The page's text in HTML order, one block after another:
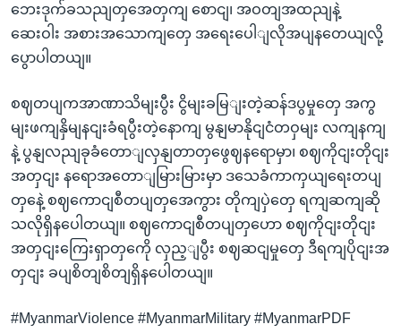
ဘေးဒုက်ခသညျတှအေတှကျ စောငျ၊ အဝတျအထညျနဲ့
ဆေးဝါး အစားအသောကျတှေ အရေးပေါျလိုအပျနတေယျလို့
ပွောပါတယျ။
စဈတပျကအာဏာသိမျးပွီး ငွိမျးခမြျးတဲ့ဆန်ဒပွမှုတှေ အကွ
မျးဖကျနှိမျနငျးခံရပွီးတဲ့နောကျ မွနျမာနိုငျငံတဝှမျး လကျနကျ
နဲ့ ပွနျလညျခုခံတောျလှနျတာတှဖွေဈနရောမှာ၊ စဈကိုငျးတိုငျး
အတှငျး နရောအတောျမြားမြားမှာ ဒသေခံကာကှယျရေးတပျ
တှနေဲ့ စဈကောငျစီတပျတှအေကွား တိုကျပှဲတှေ ရကျဆကျဆို
သလိုရှိနပေါတယျ။ စဈကောငျစီတပျတှဟော စဈကိုငျးတိုငျး
အတှငျးကြေးရှာတှကေို လှည့ျပွီး စဈဆငျမှုတှေ ဒီရကျပိုငျးအ
တှငျး ခပျစိတျစိတျရှိနပေါတယျ။
#MyanmarViolence #MyanmarMilitary #MyanmarPDF